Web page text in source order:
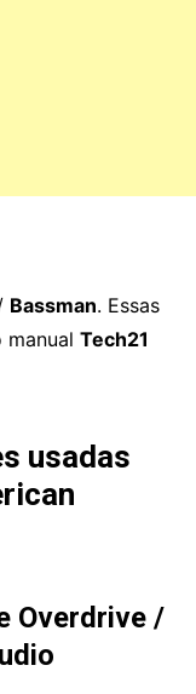
Bassman. Essas
manual Tech21
usadas
Overdrive /